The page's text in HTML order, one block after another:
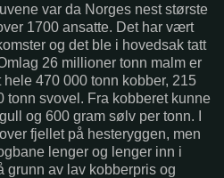
var da Norges nest største
1700 ansatte. Det har vært
og det ble i hovedsak tatt
26 millioner tonn malm er
hele 470 000 tonn kobber, 215
tonn svovel. Fra kobberet kunne
og 600 gram sølv per tonn. I
fjellet på hesteryggen, men
lenger og lenger inn i
grunn av lav kobberpris og